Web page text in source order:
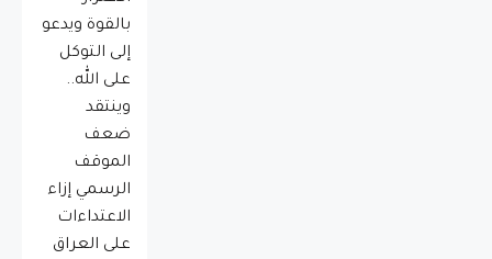
بالقوة ويدعو
إلى التوكل
على الله..
وينتقد
ضعف
الموقف
الرسمي إزاء
الاعتداءات
على العراق